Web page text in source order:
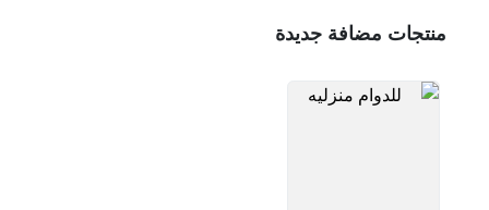
منتجات مضافة جديدة